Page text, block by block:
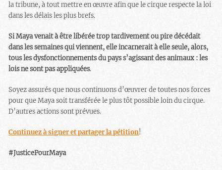
la tribune, à tout mettre en œuvre afin que le cirque respecte la loi
dans les délais les plus brefs.
Si Maya venait à être libérée trop tardivement ou pire décédait
dans les semaines qui viennent, elle incarnerait à elle seule, alors,
tous les dysfonctionnements du pays s’agissant des animaux : les
lois ne sont pas appliquées.
Soyez assurés que nous continuons d’œuvrer de toutes nos forces
pour que Maya soit transférée le plus tôt possible loin du cirque.
D’autres actions sont prévues.
Continuez à signer et partager la pétition!
#JusticePourMaya